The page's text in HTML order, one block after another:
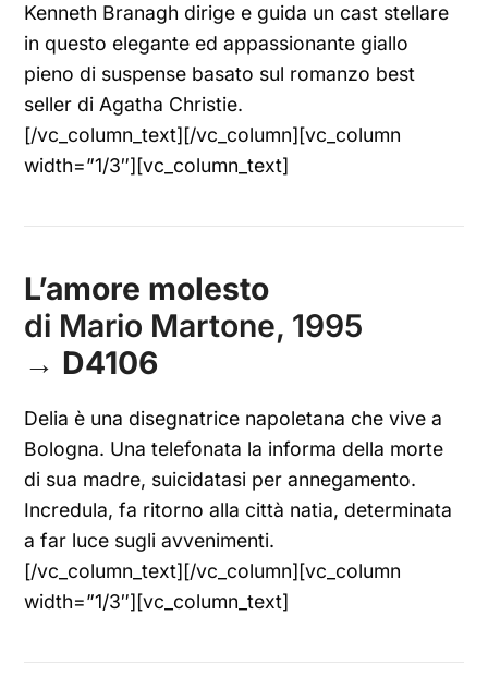
Kenneth Branagh dirige e guida un cast stellare
in questo elegante ed appassionante giallo
pieno di suspense basato sul romanzo best
seller di Agatha Christie.
[/vc_column_text][/vc_column][vc_column
width=”1/3″][vc_column_text]
L’amore molesto
di Mario Martone, 1995
→ D4106
Delia è una disegnatrice napoletana che vive a
Bologna. Una telefonata la informa della morte
di sua madre, suicidatasi per annegamento.
Incredula, fa ritorno alla città natia, determinata
a far luce sugli avvenimenti.
[/vc_column_text][/vc_column][vc_column
width=”1/3″][vc_column_text]